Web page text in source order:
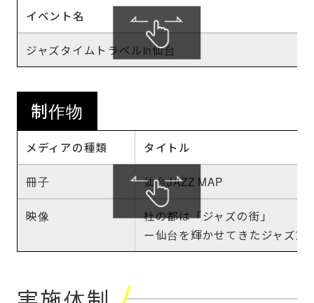
イベント名
ジャズタイムトラベルin仙台
制作物
メディアの種類 タイトル
冊子 仙台JAZZ MAP
映像
杜の都は「ジャズの街」
ー仙台を輝かせてきたジャズ文